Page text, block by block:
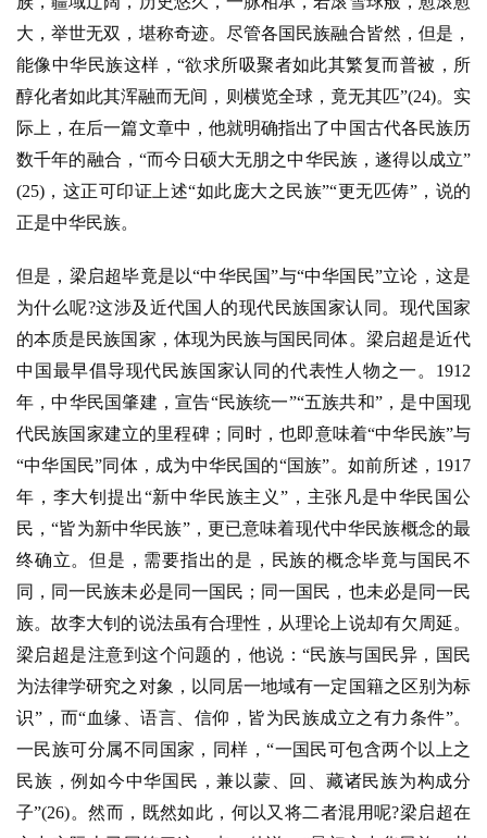
大，举世无双，堪称奇迹。尽管各国民族融合皆然，但是，
能像中华民族这样，“欲求所吸聚者如此其繁复而普被，所
醇化者如此其浑融而无间，则横览全球，竟无其匹”(24)。实
际上，在后一篇文章中，他就明确指出了中国古代各民族历
数千年的融合，“而今日硕大无朋之中华民族，遂得以成立”
(25)，这正可印证上述“如此庞大之民族”“更无匹俦”，说的
正是中华民族。
但是，梁启超毕竟是以“中华民国”与“中华国民”立论，这是
为什么呢?这涉及近代国人的现代民族国家认同。现代国家
的本质是民族国家，体现为民族与国民同体。梁启超是近代
中国最早倡导现代民族国家认同的代表性人物之一。1912
年，中华民国肇建，宣告“民族统一”“五族共和”，是中国现
代民族国家建立的里程碑；同时，也即意味着“中华民族”与
“中华国民”同体，成为中华民国的“国族”。如前所述，1917
年，李大钊提出“新中华民族主义”，主张凡是中华民国公
民，“皆为新中华民族”，更已意味着现代中华民族概念的最
终确立。但是，需要指出的是，民族的概念毕竟与国民不
同，同一民族未必是同一国民；同一国民，也未必是同一民
族。故李大钊的说法虽有合理性，从理论上说却有欠周延。
梁启超是注意到这个问题的，他说：“民族与国民异，国民
为法律学研究之对象，以同居一地域有一定国籍之区别为标
识”，而“血缘、语言、信仰，皆为民族成立之有力条件”。
一民族可分属不同国家，同样，“一国民可包含两个以上之
民族，例如今中华国民，兼以蒙、回、藏诸民族为构成分
子”(26)。然而，既然如此，何以又将二者混用呢?梁启超在